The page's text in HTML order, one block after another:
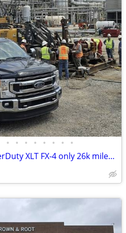
• • • • • • • •
🛻2022 FORD F-250 SuperDuty XLT FX-4 only 26k miles *BEST DEAL ZERO GAMES *☎